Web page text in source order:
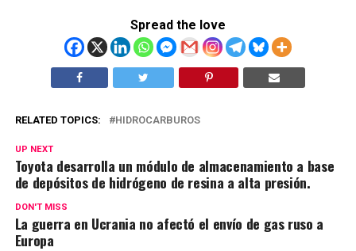
Spread the love
RELATED TOPICS: HIDROCARBUROS
UP NEXT
Toyota desarrolla un módulo de almacenamiento a base
de depósitos de hidrógeno de resina a alta presión.
DON'T MISS
La guerra en Ucrania no afectó el envío de gas ruso a
Europa